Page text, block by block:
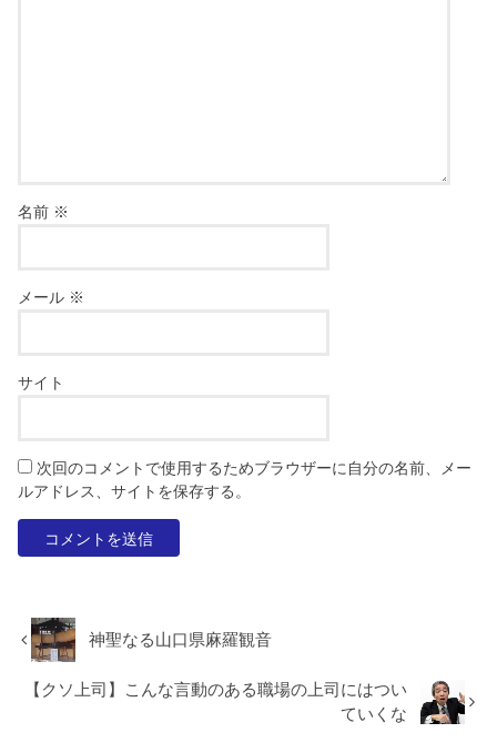
名前 ※
メール ※
サイト
次回のコメントで使用するためブラウザーに自分の名前、メー
ルアドレス、サイトを保存する。
神聖なる山口県麻羅観音
【クソ上司】こんな言動のある職場の上司にはつい
ていくな